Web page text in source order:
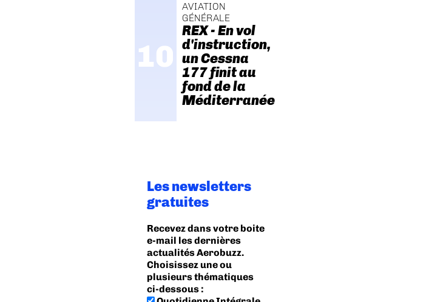
AVIATION
GÉNÉRALE
REX - En vol
d'instruction,
un Cessna
177 finit au
fond de la
Méditerranée
Les newsletters
gratuites
Recevez dans votre boite
e-mail les dernières
actualités Aerobuzz.
Choisissez une ou
plusieurs thématiques
ci-dessous :